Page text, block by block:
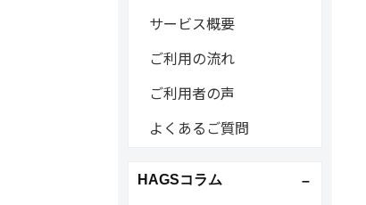
サービス概要
ご利用の流れ
ご利用者の声
よくあるご質問
HAGSコラム